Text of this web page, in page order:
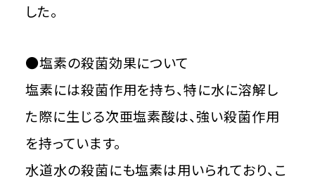
した。
●塩素の殺菌効果について
塩素には殺菌作用を持ち、特に水に溶解し
た際に生じる次亜塩素酸は、強い殺菌作用
を持っています。
水道水の殺菌にも塩素は用いられており、こ